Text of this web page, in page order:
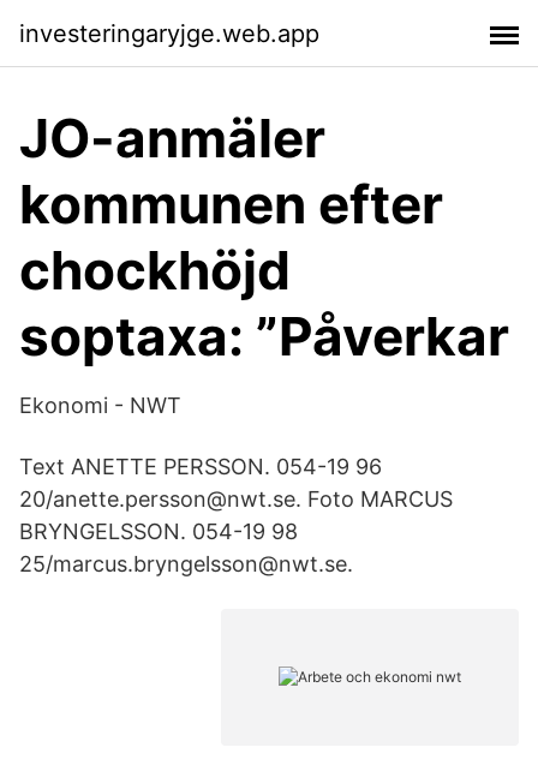
investeringaryjge.web.app
JO-anmäler
kommunen efter
chockhöjd
soptaxa: ”Påverkar
Ekonomi - NWT
Text ANETTE PERSSON. 054-19 96
20/anette.persson@nwt.se. Foto MARCUS
BRYNGELSSON. 054-19 98
25/marcus.bryngelsson@nwt.se.